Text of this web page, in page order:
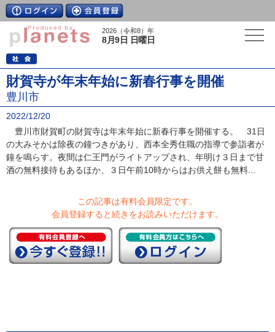
2026（令和8）年
8月9日 日曜日
財賀寺が年末年始に新春行事を開催
豊川市
2022/12/20
豊川市財賀町の財賀寺は年末年始に新春行事を開催する。 31日
の大みそかは除夜の鐘つきがあり、西本全秀住職の指導で参詣者が
鐘を鳴らす。夜間は仁王門がライトアップされ、年明け３日まで甘
酒の無料接待もあるほか、３日午前10時からはお供え餅も無料...
この記事は有料会員限定です。
会員登録すると続きをお読みいただけます。